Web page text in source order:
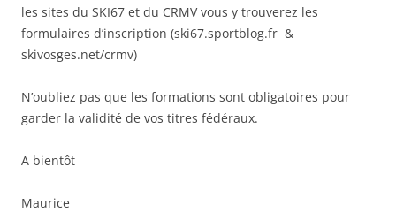
les sites du SKI67 et du CRMV vous y trouverez les
formulaires d’inscription (ski67.sportblog.fr &
skivosges.net/crmv)
N’oubliez pas que les formations sont obligatoires pour
garder la validité de vos titres fédéraux.
A bientôt
Maurice